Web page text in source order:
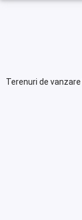
Terenuri de